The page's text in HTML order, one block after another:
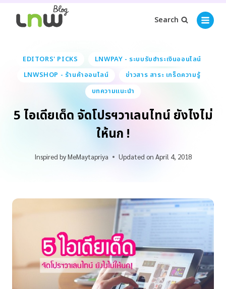
Search
EDITORS' PICKS
LNWPAY - ระบบรับชำระเงินออนไลน์
LNWSHOP - ร้านค้าออนไลน์
ข่าวสาร สาระ เกร็ดความรู้
บทความแนะนำ
5 ไอเดียเด็ด จัดโปรฯวาเลนไทน์ ยังไงไม่
ให้นก !
Inspired byMeMaytapriya Updated on April 4, 2018